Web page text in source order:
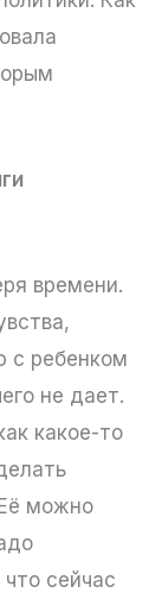
времени.
с ребенком
не дает.
какое-то
можно
сейчас